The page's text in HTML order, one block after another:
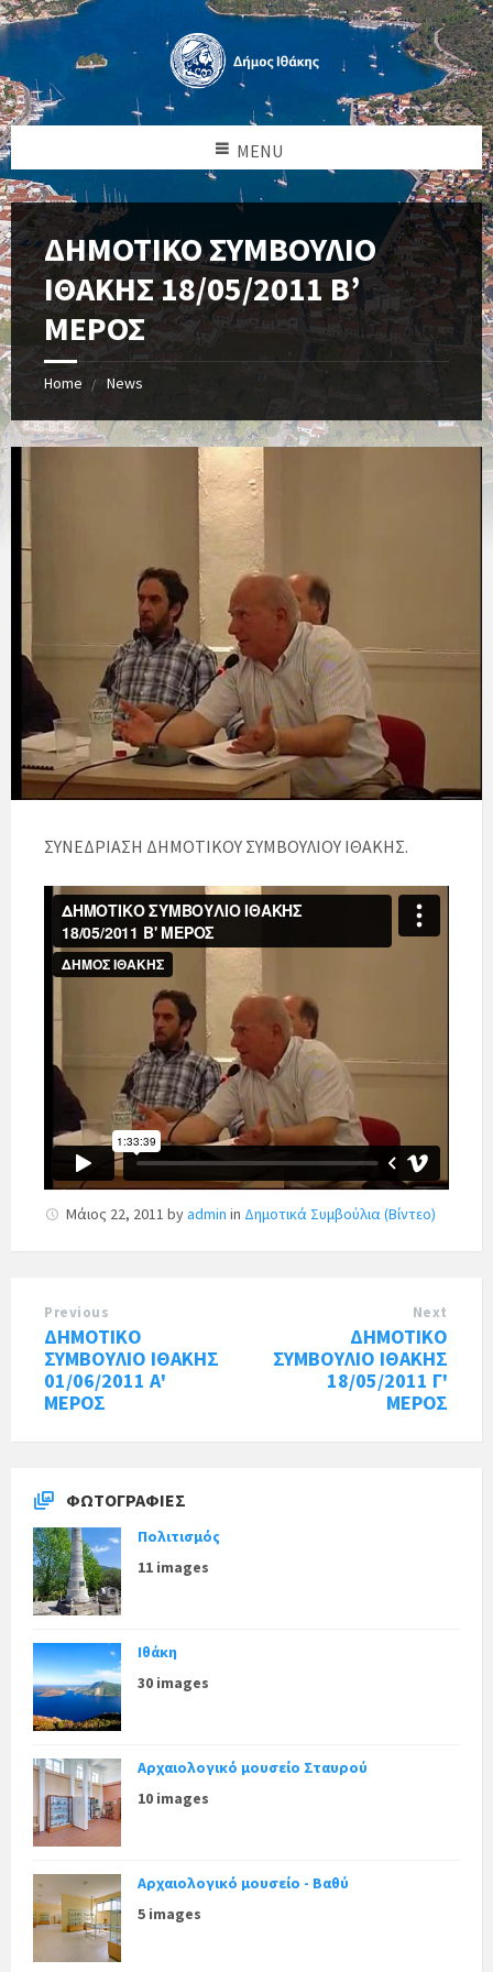
MENU
ΔΗΜΟΤΙΚΟ ΣΥΜΒΟΥΛΙΟ
ΙΘΑΚΗΣ 18/05/2011 Β’
ΜΕΡΟΣ
Home News
ΣΥΝΕΔΡΙΑΣΗ ΔΗΜΟΤΙΚΟΥ ΣΥΜΒΟΥΛΙΟΥ ΙΘΑΚΗΣ.
Μάιος 22, 2011 byadmin in Δημοτικά Συμβούλια (Βίντεο)
Previous
ΔΗΜΟΤΙΚΟ
ΣΥΜΒΟΥΛΙΟ ΙΘΑΚΗΣ
01/06/2011 Α'
ΜΕΡΟΣ
Next
ΔΗΜΟΤΙΚΟ
ΣΥΜΒΟΥΛΙΟ ΙΘΑΚΗΣ
18/05/2011 Γ'
ΜΕΡΟΣ
ΦΩΤΟΓΡΑΦΊΕΣ
Πολιτισμός
11 images
Ιθάκη
30 images
Αρχαιολογικό μουσείο Σταυρού
10 images
Αρχαιολογικό μουσείο - Βαθύ
5 images